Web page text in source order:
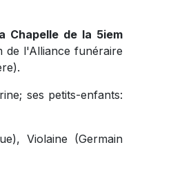
Chapelle de la 5iem
l'Alliance funéraire
ses petits-enfants:
Violaine (Germain